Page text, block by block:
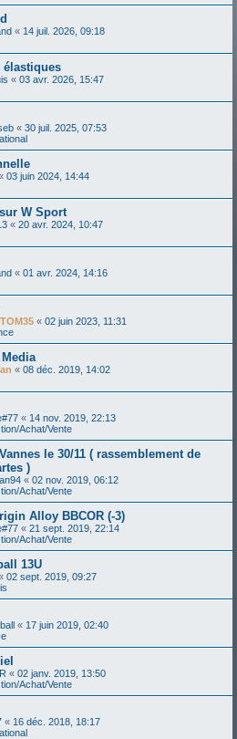
« 14 juil. 2026, 09:18
élastiques
« 03 avr. 2026, 15:47
« 30 juil. 2025, 07:53
03 juin 2024, 14:44
W Sport
« 20 avr. 2024, 10:47
« 01 avr. 2024, 14:16
« 02 juin 2023, 11:31
« 08 déc. 2019, 14:02
« 14 nov. 2019, 22:13
Achat/Vente
le 30/11 ( rassemblement de
)
« 02 nov. 2019, 06:12
Achat/Vente
Alloy BBCOR (-3)
« 21 sept. 2019, 22:14
Achat/Vente
13U
02 sept. 2019, 09:27
« 17 juin 2019, 02:40
« 02 janv. 2019, 13:50
Achat/Vente
« 16 déc. 2018, 18:17